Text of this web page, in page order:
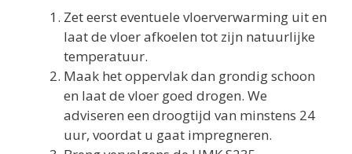
Zet eerst eventuele vloerverwarming uit en
laat de vloer afkoelen tot zijn natuurlijke
temperatuur.
Maak het oppervlak dan grondig schoon
en laat de vloer goed drogen. We
adviseren een droogtijd van minstens 24
uur, voordat u gaat impregneren.